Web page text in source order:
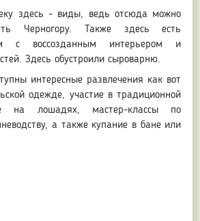
здесь - виды, ведь отсюда можно
Черногору. Также здесь есть
с воссозданным интерьером и
Здесь обустроили сыроварню.
интересные развлечения как вот
одежде, участие в традиционной
на лошадях, мастер-классы по
а также купание в бане или